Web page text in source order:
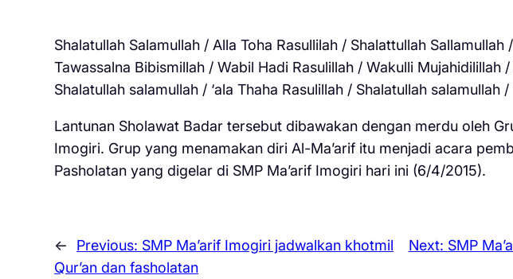
Shalatullah Salamullah / Alla Toha Rasullilah / Shalattullah
Tawassalna Bibismillah / Wabil Hadi Rasulillah / Wakulli Mujahidilillah
Shalatullah salamullah / ‘ala Thaha Rasulillah / Shalatullah salamullah
Lantunan Sholawat Badar tersebut dibawakan dengan merdu oleh
Imogiri. Grup yang menamakan diri Al-Ma’arif itu menjadi acara
Pasholatan yang digelar di SMP Ma’arif Imogiri hari ini (6/4/2015).
← Previous: SMP Ma’arif Imogiri jadwalkan khotmil
Qur’an dan fasholatan
Next: SMP